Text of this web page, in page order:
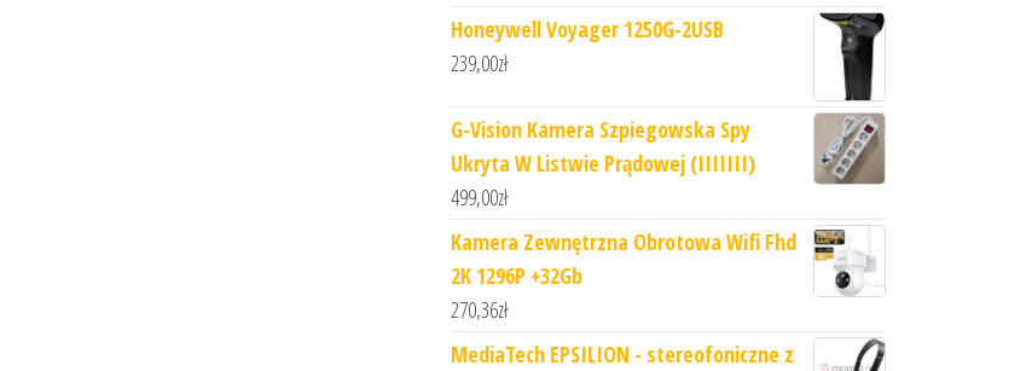
Honeywell Voyager 1250G-2USB
239,00zł
G-Vision Kamera Szpiegowska Spy
Ukryta W Listwie Prądowej (IIIIIII)
499,00zł
Kamera Zewnętrzna Obrotowa Wifi Fhd
2K 1296P +32Gb
270,36zł
MediaTech EPSILION - stereofoniczne z